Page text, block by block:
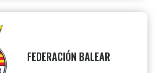
FEDERACIÓN BALEAR